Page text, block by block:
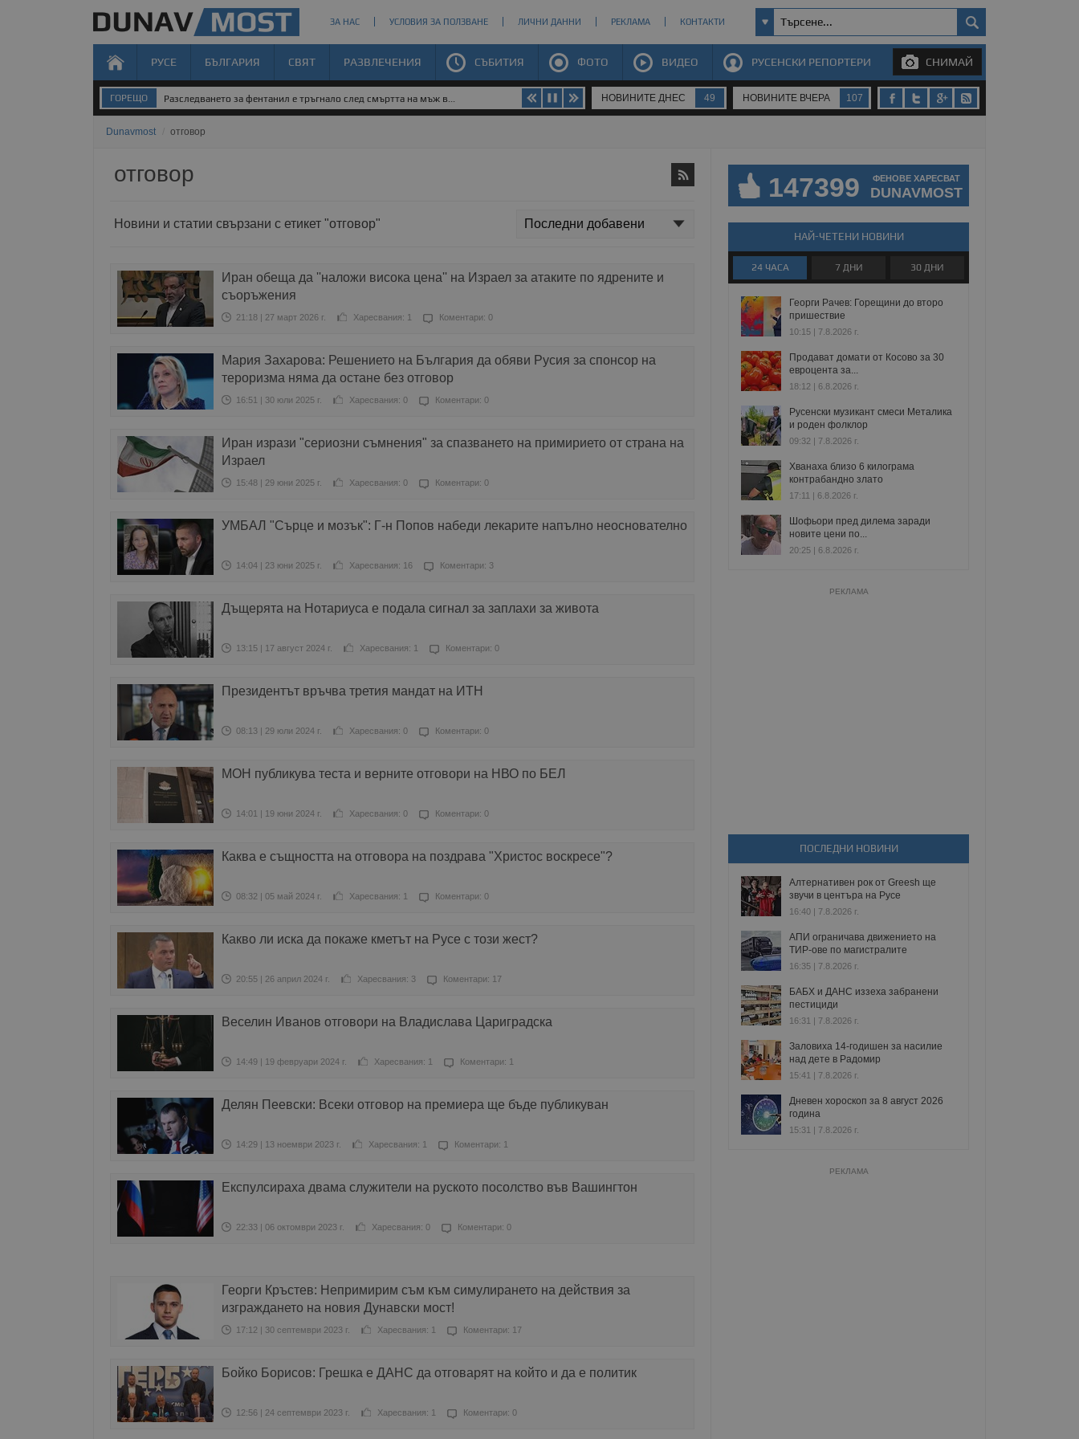
ЗА НАС УСЛОВИЯ ЗА ПОЛЗВАНЕ ЛИЧНИ ДАННИ РЕКЛАМА КОНТАКТИ
РУСЕ БЪЛГАРИЯ СВЯТ РАЗВЛЕЧЕНИЯ СЪБИТИЯ ФОТО ВИДЕО РУСЕНСКИ РЕПОРТЕРИ СНИМАЙ
ГОРЕЩО Разследването за фентанил е тръгнало след смъртта на мъж в... НОВИНИТЕ ДНЕС 49 НОВИНИТЕ ВЧЕРА 107
Dunavmost отговор
отговор
Новини и статии свързани с етикет "отговор"
Иран обеща да ''наложи висока цена'' на Израел за атаките по ядрените и
съоръжения
21:18 | 27 март 2026 г. Харесвания: 1 Коментари: 0
Мария Захарова: Решението на България да обяви Русия за спонсор на
тероризма няма да остане без отговор
16:51 | 30 юли 2025 г. Харесвания: 0 Коментари: 0
Иран изрази "сериозни съмнения" за спазването на примирието от страна на
Израел
15:48 | 29 юни 2025 г. Харесвания: 0 Коментари: 0
УМБАЛ "Сърце и мозък": Г-н Попов набеди лекарите напълно неоснователно
14:04 | 23 юни 2025 г. Харесвания: 16 Коментари: 3
Дъщерята на Нотариуса е подала сигнал за заплахи за живота
13:15 | 17 август 2024 г. Харесвания: 1 Коментари: 0
Президентът връчва третия мандат на ИТН
08:13 | 29 юли 2024 г. Харесвания: 0 Коментари: 0
МОН публикува теста и верните отговори на НВО по БЕЛ
14:01 | 19 юни 2024 г. Харесвания: 0 Коментари: 0
Каква е същността на отговора на поздрава "Христос воскресе"?
08:32 | 05 май 2024 г. Харесвания: 1 Коментари: 0
Какво ли иска да покаже кметът на Русе с този жест?
20:55 | 26 април 2024 г. Харесвания: 3 Коментари: 17
Веселин Иванов отговори на Владислава Цариградска
14:49 | 19 февруари 2024 г. Харесвания: 1 Коментари: 1
Делян Пеевски: Всеки отговор на премиера ще бъде публикуван
14:29 | 13 ноември 2023 г. Харесвания: 1 Коментари: 1
Експулсираха двама служители на руското посолство във Вашингтон
22:33 | 06 октомври 2023 г. Харесвания: 0 Коментари: 0
Георги Кръстев: Непримирим съм към симулирането на действия за
изграждането на новия Дунавски мост!
17:12 | 30 септември 2023 г. Харесвания: 1 Коментари: 17
Бойко Борисов: Грешка е ДАНС да отговарят на който и да е политик
12:56 | 24 септември 2023 г. Харесвания: 1 Коментари: 0
147399 ФЕНОВЕ ХАРЕСВАТ
DUNAVMOST
НАЙ-ЧЕТЕНИ НОВИНИ
24 ЧАСА 7 ДНИ 30 ДНИ
Георги Рачев: Горещини до второ
пришествие
10:15 | 7.8.2026 г.
Продават домати от Косово за 30
евроцента за...
18:12 | 6.8.2026 г.
Русенски музикант смеси Металика
и роден фолклор
09:32 | 7.8.2026 г.
Хванаха близо 6 килограма
контрабандно злато
17:11 | 6.8.2026 г.
Шофьори пред дилема заради
новите цени по...
20:25 | 6.8.2026 г.
РЕКЛАМА
ПОСЛЕДНИ НОВИНИ
Алтернативен рок от Greesh ще
звучи в центъра на Русе
16:40 | 7.8.2026 г.
АПИ ограничава движението на
ТИР-ове по магистралите
16:35 | 7.8.2026 г.
БАБХ и ДАНС иззеха забранени
пестициди
16:31 | 7.8.2026 г.
Заловиха 14-годишен за насилие
над дете в Радомир
15:41 | 7.8.2026 г.
Дневен хороскоп за 8 август 2026
година
15:31 | 7.8.2026 г.
РЕКЛАМА